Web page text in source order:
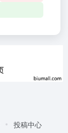
投稿中心